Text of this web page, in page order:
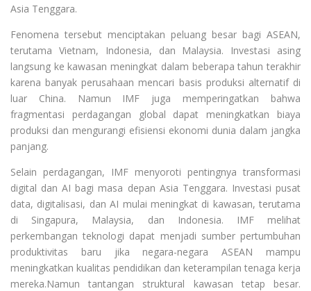
Asia Tenggara.
Fenomena tersebut menciptakan peluang besar bagi ASEAN,
terutama Vietnam, Indonesia, dan Malaysia. Investasi asing
langsung ke kawasan meningkat dalam beberapa tahun terakhir
karena banyak perusahaan mencari basis produksi alternatif di
luar China. Namun IMF juga memperingatkan bahwa
fragmentasi perdagangan global dapat meningkatkan biaya
produksi dan mengurangi efisiensi ekonomi dunia dalam jangka
panjang.
Selain perdagangan, IMF menyoroti pentingnya transformasi
digital dan AI bagi masa depan Asia Tenggara. Investasi pusat
data, digitalisasi, dan AI mulai meningkat di kawasan, terutama
di Singapura, Malaysia, dan Indonesia. IMF melihat
perkembangan teknologi dapat menjadi sumber pertumbuhan
produktivitas baru jika negara-negara ASEAN mampu
meningkatkan kualitas pendidikan dan keterampilan tenaga kerja
mereka.Namun tantangan struktural kawasan tetap besar.